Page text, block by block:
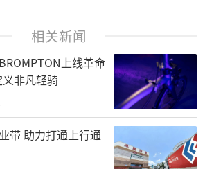
相关新闻
上线革命
非凡轻骑
带 助力打通上行通